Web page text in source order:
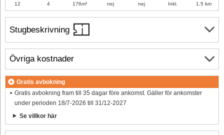
Stugbeskrivning
12 4 176m² nej nej Inkl. 1,5 km
Övriga kostnader
Gratis avbokning
Gratis avbokning fram till 35 dagar före ankomst. Gäller för ankomster
under perioden 18/7-2026 till 31/12-2027
Se villkor här